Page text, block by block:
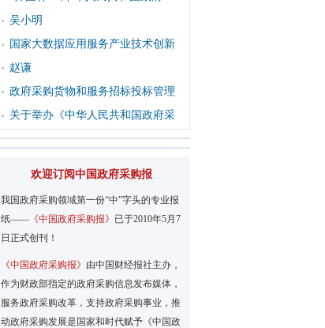
吴小明
国家大数据应用服务产业技术创新
赵谦
政府采购货物和服务招标投标管理
关于举办《中华人民共和国政府采
欢迎订阅中国政府采购报
我国政府采购领域第一份“中”字头的专业报
纸—— 《中国政府采购报》 已于2010年5月7
日正式创刊！
《中国政府采购报》 由中国财经报社主办，
作为财政部指定的政府采购信息发布媒体，
服务政府采购改革，支持政府采购事业，推
动政府采购发展是国家和时代赋予《中国政